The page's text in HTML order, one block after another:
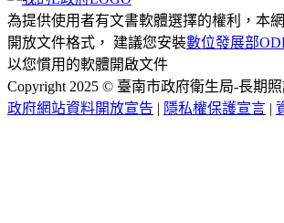
為提供使用者有文書軟體選擇的權利，本
開放文件格式， 建議您安裝數位發展部
以您慣用的軟體開啟文件
Copyright 2025 © 臺南市政府衛生局-長期
政府網站資料開放宣告 | 隱私權保護宣言 |